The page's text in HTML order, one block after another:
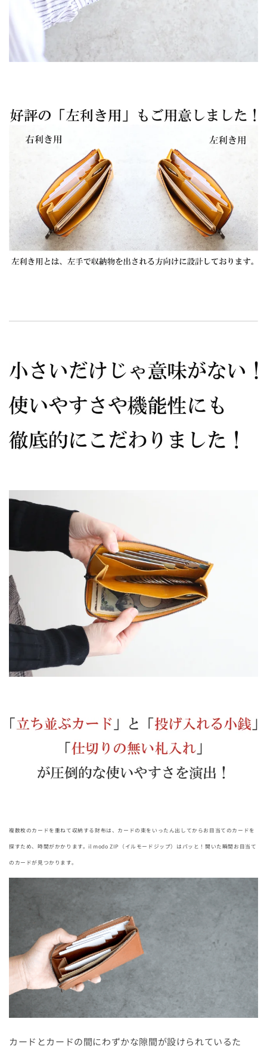
複数枚のカードを重ねて収納する財布は、カードの束をいったん出してからお目当てのカードを
探すため、時間がかかります。il modo ZIP（イルモードジップ）はパッと！開いた瞬間お目当て
のカードが見つかります。
カードとカードの間にわずかな隙間が設けられているた